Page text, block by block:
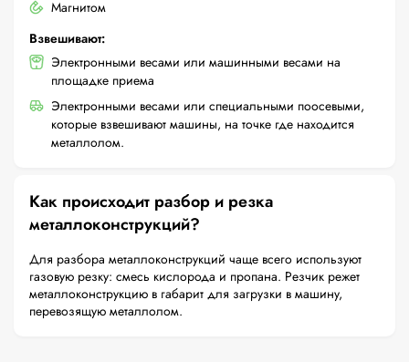
Магнитом
Взвешивают:
Электронными весами или машинными весами на
площадке приема
Электронными весами или специальными поосевыми,
которые взвешивают машины, на точке где находится
металлолом.
Как происходит разбор и резка
металлоконструкций?
Для разбора металлоконструкций чаще всего используют
газовую резку: смесь кислорода и пропана. Резчик режет
металлоконструкцию в габарит для загрузки в машину,
перевозящую металлолом.